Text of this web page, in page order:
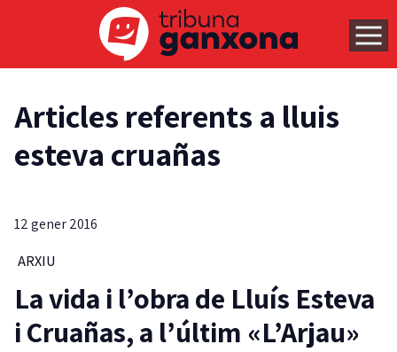
Articles referents a lluis
esteva cruañas
12 gener 2016
ARXIU
La vida i l’obra de Lluís Esteva
i Cruañas, a l’últim «L’Arjau»